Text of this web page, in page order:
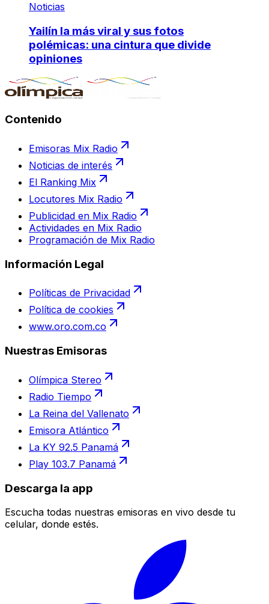
Noticias
Yailín la más viral y sus fotos
polémicas: una cintura que divide
opiniones
Contenido
Emisoras Mix Radio
Noticias de interés
El Ranking Mix
Locutores Mix Radio
Publicidad en Mix Radio
Actividades en Mix Radio
Programación de Mix Radio
Información Legal
Políticas de Privacidad
Política de cookies
www.oro.com.co
Nuestras Emisoras
Olímpica Stereo
Radio Tiempo
La Reina del Vallenato
Emisora Atlántico
La KY 92.5 Panamá
Play 103.7 Panamá
Descarga la app
Escucha todas nuestras emisoras en vivo desde tu
celular, donde estés.